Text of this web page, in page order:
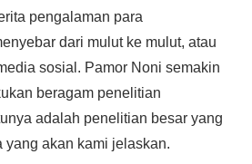
pengalaman para
dari mulut ke mulut, atau
sosial. Pamor Noni semakin
beragam penelitian
adalah penelitian besar yang
yang akan kami jelaskan.